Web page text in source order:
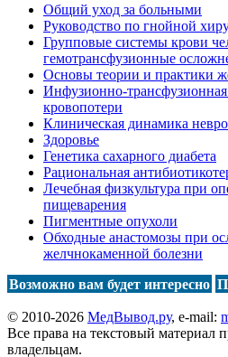
Общий уход за больными
Руководство по гнойной
Групповые системы крови
гемотрансфузионные
Основы теории и практики
Инфузионно-трансфузионная
кровопотери
Клиническая динамика
Здоровье
Генетика сахарного диабета
Рациональная
Лечебная физкультура при
пищеварения
Пигментные опухоли
Обходные анастомозы при
желчнокаменной болезни
Возможно вам будет интересно
© 2010-2026 МедВывод.ру, e-mail:
Все права на текстовый материал
владельцам.